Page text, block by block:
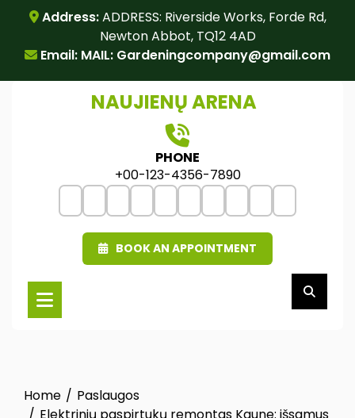
content
Address:ADDRESS: Riverside Works, Forde Rd,
Newton Abbot, TQ12 4AD
Email: MAIL: Gardeningcompany@gmail.com
NAUJIENŲ ARENA
PHONE
+00-123-4356-7890
BOOK AN APPOINTMENT
Home
Paslaugos